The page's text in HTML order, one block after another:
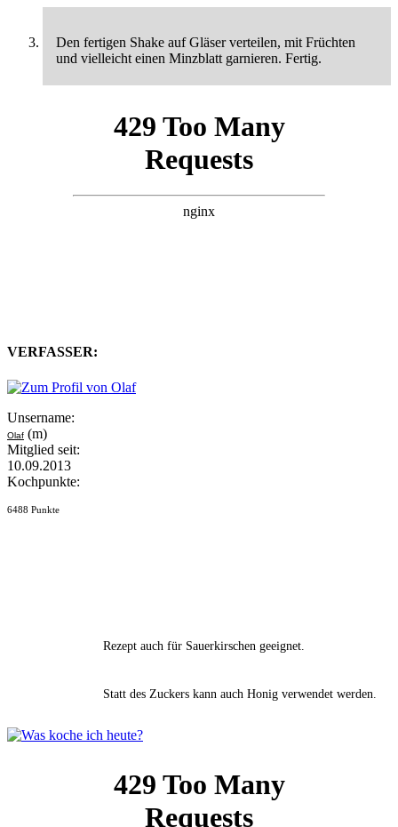
Den fertigen Shake auf Gläser verteilen, mit Früchten
und vielleicht einen Minzblatt garnieren. Fertig.
VERFASSER:
Unsername:
Olaf (m)
Mitglied seit:
10.09.2013
Kochpunkte:
6488 Punkte
Rezept auch für Sauerkirschen geeignet.
Statt des Zuckers kann auch Honig verwendet werden.